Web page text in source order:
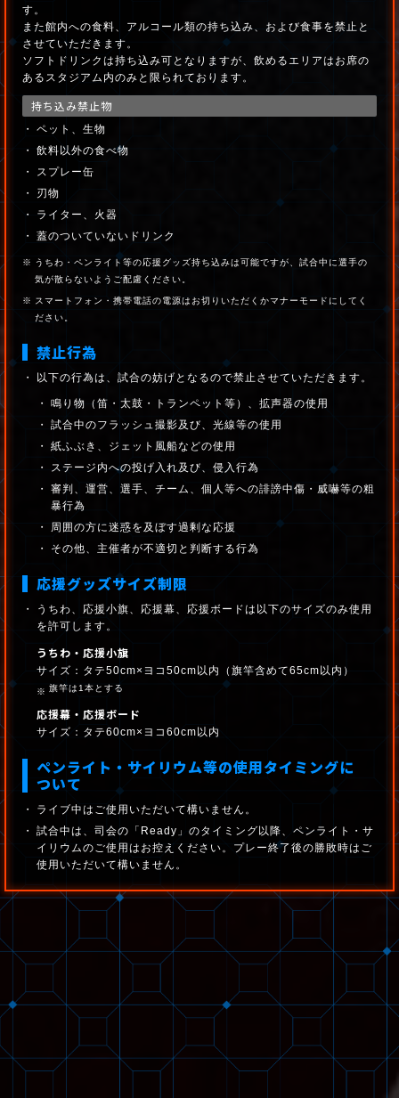
す。
また館内への食料、アルコール類の持ち込み、および食事を禁止と
させていただきます。
ソフトドリンクは持ち込み可となりますが、飲めるエリアはお席の
あるスタジアム内のみと限られております。
持ち込み禁止物
ペット、生物
飲料以外の食べ物
スプレー缶
刃物
ライター、火器
蓋のついていないドリンク
うちわ・ペンライト等の応援グッズ持ち込みは可能ですが、試合中に選手の
気が散らないようご配慮ください。
スマートフォン・携帯電話の電源はお切りいただくかマナーモードにしてく
ださい。
禁止行為
以下の行為は、試合の妨げとなるので禁止させていただきます。
鳴り物（笛・太鼓・トランペット等）、拡声器の使用
試合中のフラッシュ撮影及び、光線等の使用
紙ふぶき、ジェット風船などの使用
ステージ内への投げ入れ及び、侵入行為
審判、運営、選手、チーム、個人等への誹謗中傷・威嚇等の粗
暴行為
周囲の方に迷惑を及ぼす過剰な応援
その他、主催者が不適切と判断する行為
応援グッズサイズ制限
うちわ、応援小旗、応援幕、応援ボードは以下のサイズのみ使用
を許可します。
うちわ・応援小旗
サイズ：タテ50cm×ヨコ50cm以内（旗竿含めて65cm以内）
旗竿は1本とする
応援幕・応援ボード
サイズ：タテ60cm×ヨコ60cm以内
ペンライト・サイリウム等の使用タイミングに
ついて
ライブ中はご使用いただいて構いません。
試合中は、司会の「Ready」のタイミング以降、ペンライト・サ
イリウムのご使用はお控えください。プレー終了後の勝敗時はご
使用いただいて構いません。